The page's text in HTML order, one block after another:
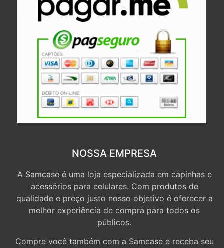
NOSSA EMPRESA
A Samcase é uma loja especializada em capinhas e
acessórios para celulares. Com produtos de
qualidade e preço justo nosso objetivo é oferecer a
melhor experiência de compra para todos os
públicos.
Compre você também com a Samcase e receba seu